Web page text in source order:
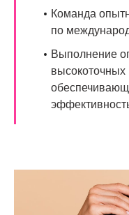
Команда
по
Выполнение
высокоточных